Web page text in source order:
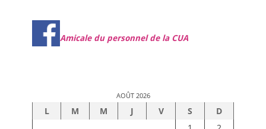
Amicale du personnel de la CUA
AOÛT 2026
L M M J V S
D